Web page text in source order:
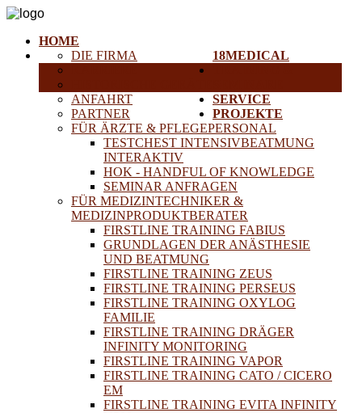
HOME
18MEDICAL
DIE FIRMA
ANFAHRT
PARTNER
FÜR ÄRZTE & PFLEGEPERSONAL
TESTCHEST INTENSIVBEATMUNG
INTERAKTIV
HOK - HANDFUL OF KNOWLEDGE
SEMINAR ANFRAGEN
FÜR MEDIZINTECHNIKER &
MEDIZINPRODUKTBERATER
FIRSTLINE TRAINING FABIUS
GRUNDLAGEN DER ANÄSTHESIE
UND BEATMUNG
FIRSTLINE TRAINING ZEUS
FIRSTLINE TRAINING PERSEUS
FIRSTLINE TRAINING OXYLOG
FAMILIE
FIRSTLINE TRAINING DRÄGER
INFINITY MONITORING
FIRSTLINE TRAINING VAPOR
FIRSTLINE TRAINING CATO / CICERO
EM
FIRSTLINE TRAINING EVITA INFINITY
SERVICE
PROJEKTE